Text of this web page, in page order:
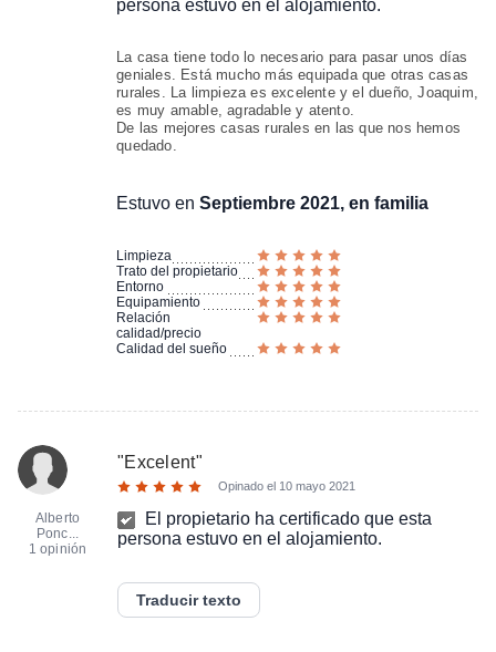
persona estuvo en el alojamiento.
La casa tiene todo lo necesario para pasar unos días
geniales. Está mucho más equipada que otras casas
rurales. La limpieza es excelente y el dueño, Joaquim,
es muy amable, agradable y atento.
De las mejores casas rurales en las que nos hemos
quedado.
Estuvo enSeptiembre 2021, en familia
Limpieza
Trato del propietario
Entorno
Equipamiento
Relación
calidad/precio
Calidad del sueño
Alberto
Ponc...
1 opinión
"Excelent"
Opinado el 10 mayo 2021
El propietario ha certificado que esta
persona estuvo en el alojamiento.
Traducir texto